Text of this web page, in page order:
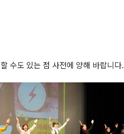
수도 있는 점 사전에 양해 바랍니다.